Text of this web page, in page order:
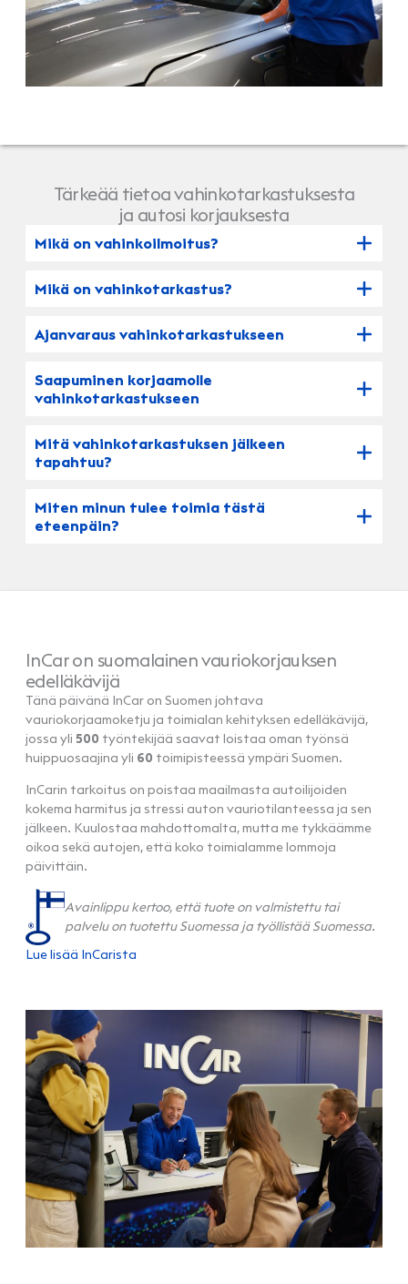
Tärkeää tietoa vahinkotarkastuksesta
ja autosi korjauksesta
Mikä on vahinkoilmoitus?
Mikä on vahinkotarkastus?
Ajanvaraus vahinkotarkastukseen
Saapuminen korjaamolle
vahinkotarkastukseen
Mitä vahinkotarkastuksen jälkeen
tapahtuu?
Miten minun tulee toimia tästä
eteenpäin?
InCar on suomalainen vauriokorjauksen
edelläkävijä
Tänä päivänä InCar on Suomen johtava
vauriokorjaamoketju ja toimialan kehityksen edelläkävijä,
jossa yli 500 työntekijää saavat loistaa oman työnsä
huippuosaajina yli 60 toimipisteessä ympäri Suomen.
InCarin tarkoitus on poistaa maailmasta autoilijoiden
kokema harmitus ja stressi auton vauriotilanteessa ja sen
jälkeen. Kuulostaa mahdottomalta, mutta me tykkäämme
oikoa sekä autojen, että koko toimialamme lommoja
päivittäin.
Avainlippu kertoo, että tuote on valmistettu tai
palvelu on tuotettu Suomessa ja työllistää Suomessa.
Lue lisää InCarista